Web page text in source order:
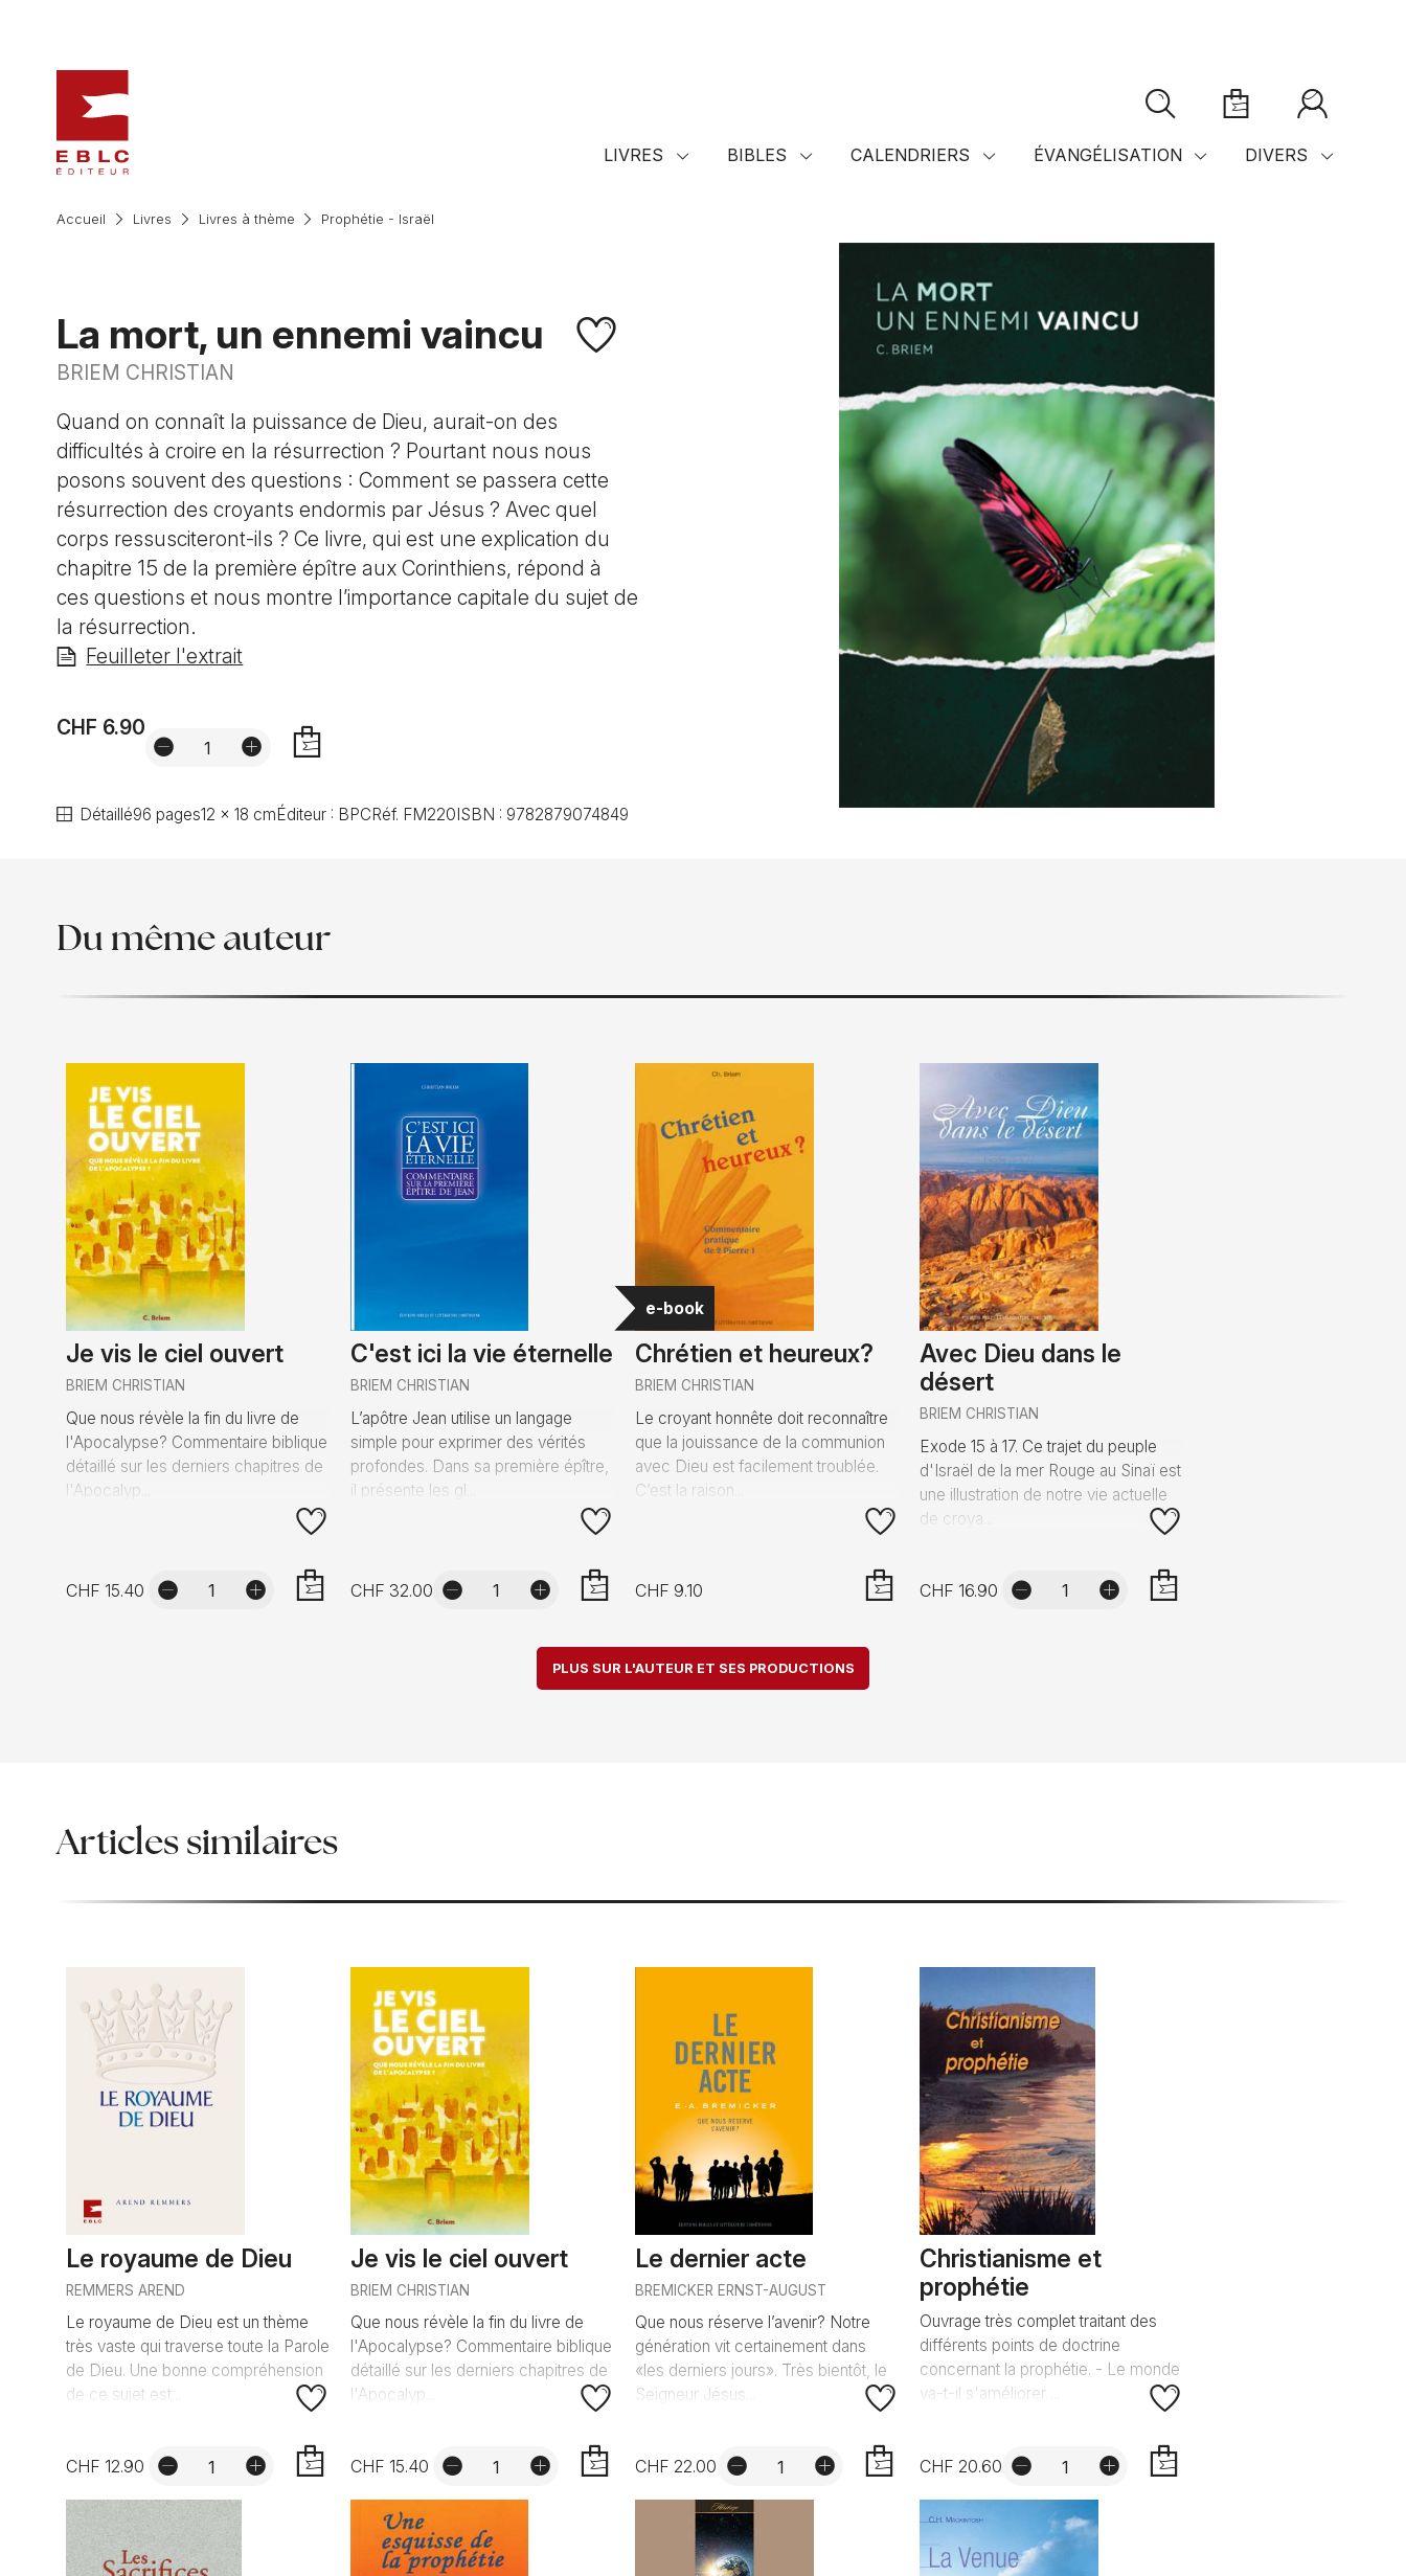
LIVRES BIBLES CALENDRIERS ÉVANGÉLISATION DIVERS
Accueil Livres Livres à thème Prophétie - Israël
La mort, un ennemi vaincu
BRIEM CHRISTIAN
Quand on connaît la puissance de Dieu, aurait-on des
difficultés à croire en la résurrection ? Pourtant nous nous
posons souvent des questions : Comment se passera cette
résurrection des croyants endormis par Jésus ? Avec quel
corps ressusciteront-ils ? Ce livre, qui est une explication du
chapitre 15 de la première épître aux Corinthiens, répond à
ces questions et nous montre l’importance capitale du sujet de
la résurrection.
Feuilleter l'extrait
CHF 6.90
Détaillé96 pages12 x 18 cm Éditeur : BPC Réf. FM220 ISBN : 9782879074849
Du même auteur
Je vis le ciel ouvert
BRIEM CHRISTIAN
Que nous révèle la fin du livre de
l'Apocalypse? Commentaire biblique
détaillé sur les derniers chapitres de
l'Apocalyp...
CHF 15.40
C'est ici la vie éternelle
BRIEM CHRISTIAN
L’apôtre Jean utilise un langage
simple pour exprimer des vérités
profondes. Dans sa première épître,
il présente les gl...
CHF 32.00
e-book
Chrétien et heureux?
BRIEM CHRISTIAN
Le croyant honnête doit reconnaître
que la jouissance de la communion
avec Dieu est facilement troublée.
C’est la raison...
CHF 9.10
Avec Dieu dans le
désert
BRIEM CHRISTIAN
Exode 15 à 17. Ce trajet du peuple
d'Israël de la mer Rouge au Sinaï est
une illustration de notre vie actuelle
de croya...
CHF 16.90
PLUS SUR L'AUTEUR ET SES PRODUCTIONS
Articles similaires
Le royaume de Dieu
REMMERS AREND
Le royaume de Dieu est un thème
très vaste qui traverse toute la Parole
de Dieu. Une bonne compréhension
de ce sujet est...
CHF 12.90
Je vis le ciel ouvert
BRIEM CHRISTIAN
Que nous révèle la fin du livre de
l'Apocalypse? Commentaire biblique
détaillé sur les derniers chapitres de
l'Apocalyp...
CHF 15.40
Le dernier acte
BREMICKER ERNST-AUGUST
Que nous réserve l’avenir? Notre
génération vit certainement dans
«les derniers jours». Très bientôt, le
Seigneur Jésus...
CHF 22.00
Christianisme et
prophétie
Ouvrage très complet traitant des
différents points de doctrine
concernant la prophétie. - Le monde
va-t-il s'améliorer ...
CHF 20.60